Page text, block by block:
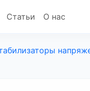
Статьи О нас